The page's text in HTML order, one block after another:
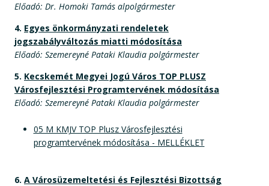
Előadó: Dr. Homoki Tamás alpolgármester
4. Egyes önkormányzati rendeletek
jogszabályváltozás miatti módosítása
Előadó: Szemereyné Pataki Klaudia polgármester
5. Kecskemét Megyei Jogú Város TOP PLUSZ
Városfejlesztési Programtervének módosítása
Előadó: Szemereyné Pataki Klaudia polgármester
05 M KMJV TOP Plusz Városfejlesztési
programtervének módosítása - MELLÉKLET
6. A Városüzemeltetési és Fejlesztési Bizottság